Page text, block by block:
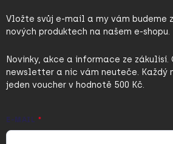
Vložte svůj e-mail a my vám budeme
nových produktech na našem e-shopu.
Novinky, akce a informace ze zákulisí.
newsletter a nic vám neuteče. Každý
jeden voucher v hodnotě 500 Kč.
E-MAIL